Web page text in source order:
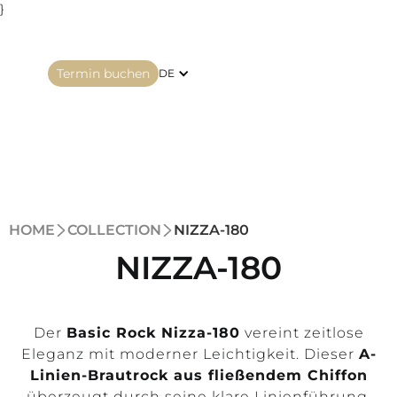
}
Termin buchen DE
HOME COLLECTION NIZZA-180
NIZZA-180
Der Basic Rock Nizza-180 vereint zeitlose
Eleganz mit moderner Leichtigkeit. Dieser A-
Linien-Brautrock aus fließendem Chiffon